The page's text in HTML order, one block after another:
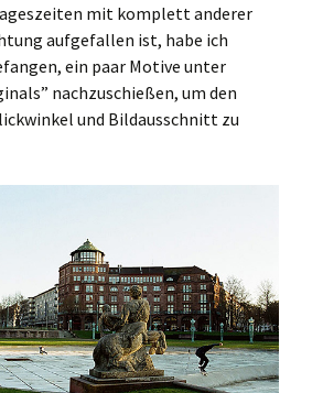
mit komplett anderer
aufgefallen ist, habe ich
ein paar Motive unter
nachzuschießen, um den
und Bildausschnitt zu